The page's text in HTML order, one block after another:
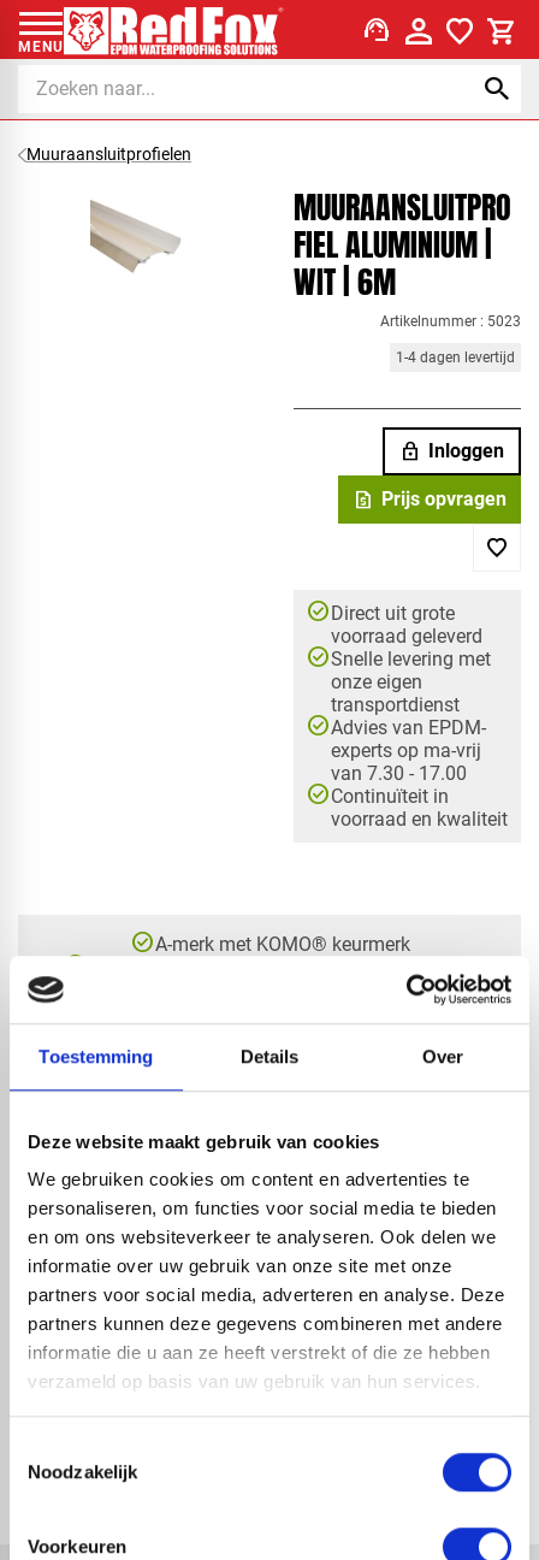
Toestemming Details Over
Deze website maakt gebruik van cookies
We gebruiken cookies om content en advertenties te
personaliseren, om functies voor social media te bieden
en om ons websiteverkeer te analyseren. Ook delen we
informatie over uw gebruik van onze site met onze
partners voor social media, adverteren en analyse. Deze
partners kunnen deze gegevens combineren met andere
informatie die u aan ze heeft verstrekt of die ze hebben
verzameld op basis van uw gebruik van hun services.
Noodzakelijk
Voorkeuren
MENU support_agent
Muuraansluitprofielen
MUURAANSLUITPRO
FIEL ALUMINIUM |
WIT | 6M
Artikelnummer : 5023
1-4 dagen levertijd
lock Inloggen
request_quote Prijs opvragen
check_circleDirect uit grote
voorraad geleverd
check_circleSnelle levering met
onze eigen
transportdienst
check_circleAdvies van EPDM-
experts op ma-vrij
van 7.30 - 17.00
check_circleContinuïteit in
voorraad en kwaliteit
check_circleA-merk met KOMO® keurmerk
check_circle